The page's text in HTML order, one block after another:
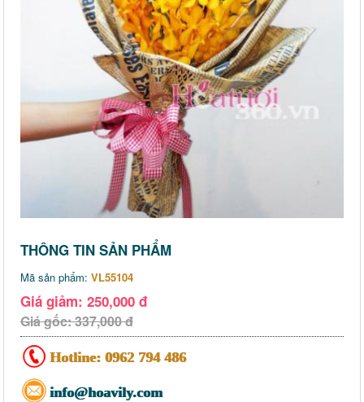
THÔNG TIN SẢN PHẨM
Mã sản phẩm: VL55104
Giá giảm: 250,000 đ
Giá gốc: 337,000 đ
Hotline: 0962 794 486
info@hoavily.com